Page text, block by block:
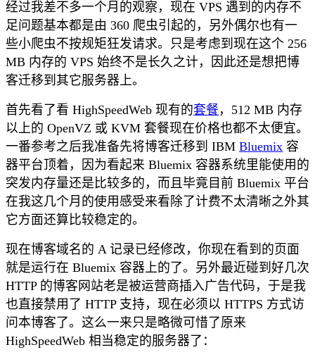
经过我差不多一个月的观察，现在 VPS 遇到的内存不
足问题基本都是由 360 爬虫引起的，另外偶尔也有一
些小爬虫不按规矩狂发请求。只是考虑到现在这个 256
MB 内存的 VPS 始终不是长久之计，因此还是想把博
客迁移到其它服务器上。
首先看了看 HighSpeedWeb 现有的套餐 ，512 MB 内存
以上的 OpenVZ 或 KVM 套餐现在价格也都不太便宜。
一番参考之后我准备先将博客迁移到 IBM Bluemix 容
器平台顶着，因为看起来 Bluemix 容器系统里能使用的
突发内存量还是比较多的，而且毕竟目前 Bluemix 平台
在我这几个月的使用感受来看除了计费不太清晰之外其
它方面还算比较稳定的。
现在博客域名的 A 记录已经修改，你现在看到的页面
就是运行在 Bluemix 容器上的了。另外最近碰到好几次
HTTP 的博客网站老是被运营商插入广告代码，于是我
也直接禁用了 HTTP 支持，现在必须以 HTTPS 方式访
问本博客了。这么一来只是略微可惜了原来
HighSpeedWeb 相当稳定的服务器了：